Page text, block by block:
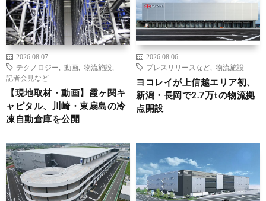
2026.08.07
テクノロジー
動画 物流施設
記者会見など
【現地取材・動画】霞ヶ関キ
ャピタル、川崎・東扇島の冷
凍自動倉庫を公開
2026.08.06
プレスリリースなど
物流施設
ヨコレイが上信越エリア初、
新潟・長岡で2.7万tの物流拠
点開設